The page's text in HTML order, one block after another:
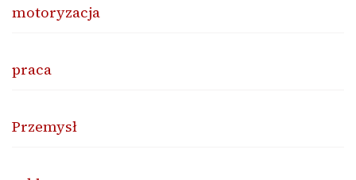
motoryzacja
praca
Przemysł